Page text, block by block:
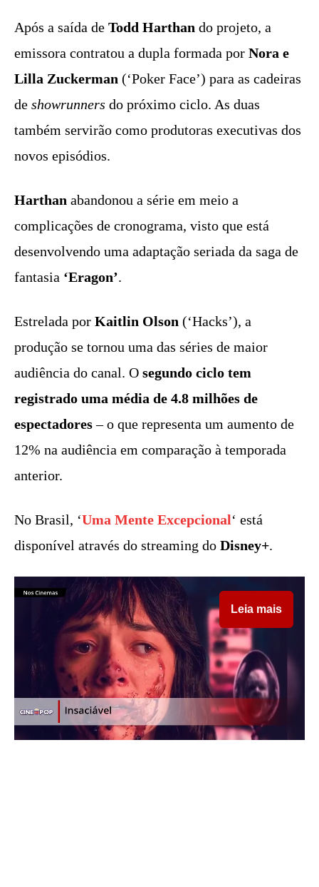
Após a saída de Todd Harthan do projeto, a
emissora contratou a dupla formada por Nora e
Lilla Zuckerman (‘Poker Face’) para as cadeiras
de showrunners do próximo ciclo. As duas
também servirão como produtoras executivas dos
novos episódios.
Harthan abandonou a série em meio a
complicações de cronograma, visto que está
desenvolvendo uma adaptação seriada da saga de
fantasia ‘Eragon’.
Estrelada por Kaitlin Olson (‘Hacks’), a
produção se tornou uma das séries de maior
audiência do canal. O segundo ciclo tem
registrado uma média de 4.8 milhões de
espectadores– o que representa um aumento de
12% na audiência em comparação à temporada
anterior.
No Brasil, ‘Uma Mente Excepcional‘ está
disponível através do streaming do Disney+.
Leia mais